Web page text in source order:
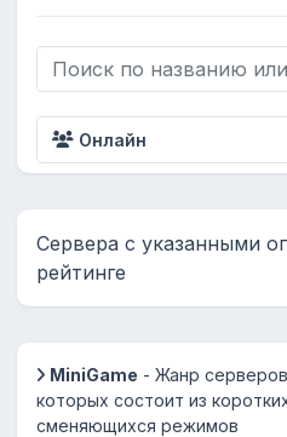
Онлайн
Сервера с указанными
рейтинге
MiniGame - Жанр
которых состоит из
сменяющихся режимов